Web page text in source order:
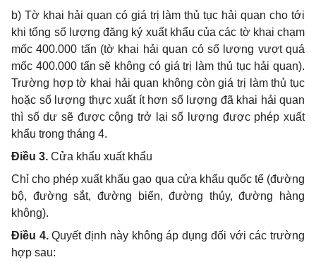
b) Tờ khai hải quan có giá trị làm thủ tục hải quan cho tới
khi tổng số lượng đăng ký xuất khẩu của các tờ khai chạm
mốc 400.000 tấn (tờ khai hải quan có số lượng vượt quá
mốc 400.000 tấn sẽ không có giá trị làm thủ tục hải quan).
Trường hợp tờ khai hải quan không còn giá trị làm thủ tục
hoặc số lượng thực xuất ít hơn số lượng đã khai hải quan
thì số dư sẽ được cộng trở lại số lượng được phép xuất
khẩu trong tháng 4.
Điều 3. Cửa khẩu xuất khẩu
Chỉ cho phép xuất khẩu gạo qua cửa khẩu quốc tế (đường
bộ, đường sắt, đường biển, đường thủy, đường hàng
không).
Điều 4. Quyết định này không áp dụng đối với các trường
hợp sau: